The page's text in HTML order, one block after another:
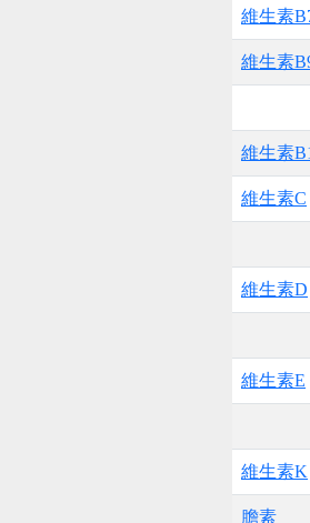
維生素
維生素
維生素
維生素C
維生素D
維生素E
維生素K
膽素